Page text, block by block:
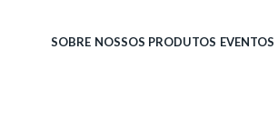
SOBRE NOSSOS PRODUTOS EVENTOS